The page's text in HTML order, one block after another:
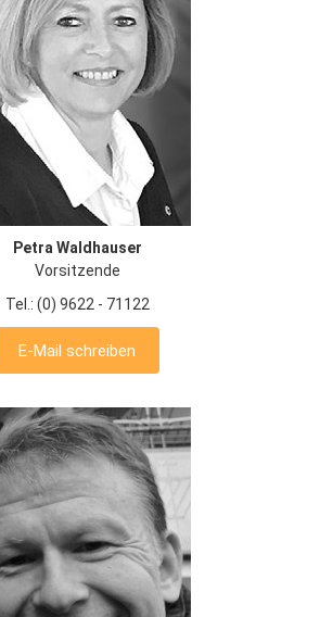
Petra Waldhauser
Vorsitzende
Tel.: (0) 9622 - 71122
E-Mail schreiben